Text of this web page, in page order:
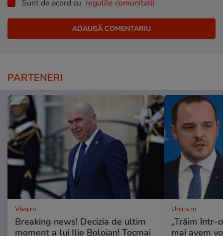
Sunt de acord cu regulile comunitatii
PARTENERI
Viva.ro
Breaking news! Decizia de ultim
moment a lui Ilie Bolojan! Tocmai
Unica.ro
„Trăim într-
mai avem